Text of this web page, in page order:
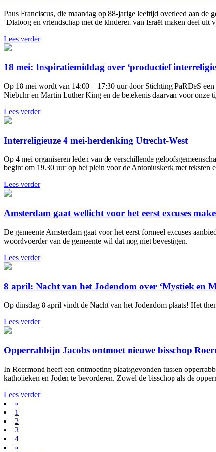
Paus Franciscus, die maandag op 88-jarige leeftijd overleed aan de
‘Dialoog en vriendschap met de kinderen van Israël maken deel uit
Lees verder
18 mei: Inspiratiemiddag over ‘productief
Op 18 mei wordt van 14:00 – 17:30 uur door Stichting PaRDeS
Niebuhr en Martin Luther King en de betekenis daarvan voor onze
Lees verder
Interreligieuze 4 mei-herdenking Utrecht-West
Op 4 mei organiseren leden van de verschillende
begint om 19.30 uur op het plein voor de Antoniuskerk met teksten
Lees verder
Amsterdam gaat wellicht voor het eerst excuses
De gemeente Amsterdam gaat voor het eerst formeel excuses
woordvoerder van de gemeente wil dat nog niet bevestigen.
Lees verder
8 april: Nacht van het Jodendom over ‘Mystiek en
Op dinsdag 8 april vindt de Nacht van het Jodendom plaats! Het
Lees verder
Opperrabbijn Jacobs ontmoet nieuwe bisschop
In Roermond heeft een ontmoeting plaatsgevonden tussen
katholieken en Joden te bevorderen. Zowel de bisschop als de
Lees verder
«
1
2
3
4
»